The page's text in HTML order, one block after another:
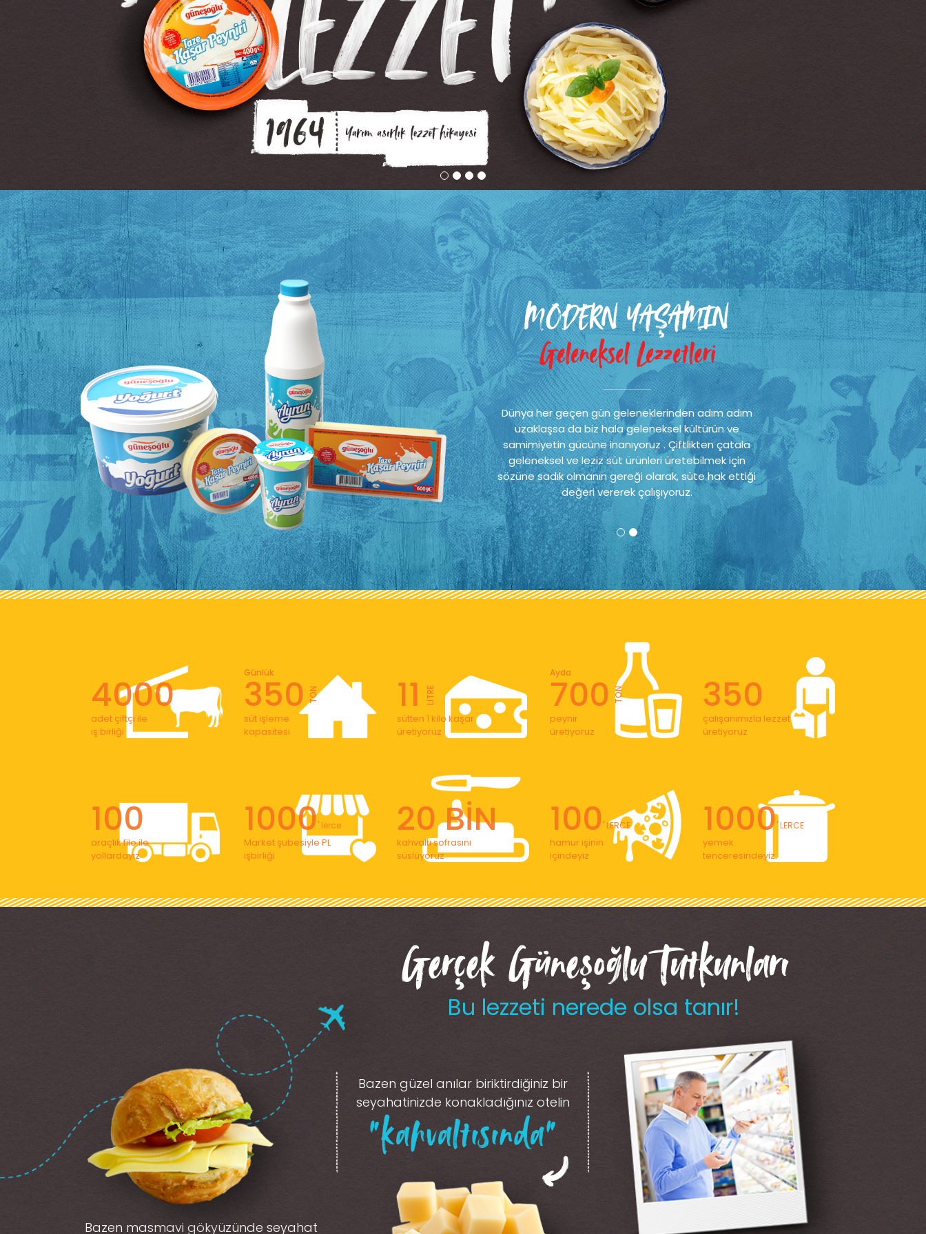
MODERN YAŞAMIN
Geleneksel Lezzetleri
Dünya her geçen gün geleneklerinden adım adım
uzaklaşsa da biz hala geleneksel kültürün ve
samimiyetin gücüne inanıyoruz . Çiftlikten çatala
geleneksel ve leziz süt ürünleri üretebilmek için
sözüne sadık olmanın gereği olarak, süte hak ettiği
değeri vererek çalışıyoruz.
4000
adet çiftçi ile
iş birliği
350
Günlük
TON
süt işleme
kapasitesi
11 LİTRE
sütten 1 kilo kaşar
üretiyoruz
700
Ayda
TON
peynir
üretiyoruz
350
çalışanımızla lezzet
üretiyoruz
100
araçlık filo ile
yollardayız
1000' lerce
Market şubesiyle PL
işbirliği
20 BİN
kahvaltı sofrasını
süslüyoruz
100' LERCE
hamur işinin
içindeyiz
1000' LERCE
yemek
tenceresindeyiz
Gerçek Güneşoğlu Tutkunları
Bu lezzeti nerede olsa tanır!
Bazen masmavi gökyüzünde seyahat
Bazen güzel anılar biriktirdiğiniz bir
seyahatinizde konakladığınız otelin
“kahvaltısında”